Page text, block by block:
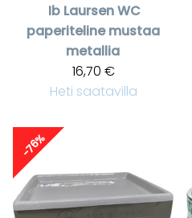
Ib LaursenWC
paperiteline mustaa
metallia
16,70 €
Heti saatavilla
-76%